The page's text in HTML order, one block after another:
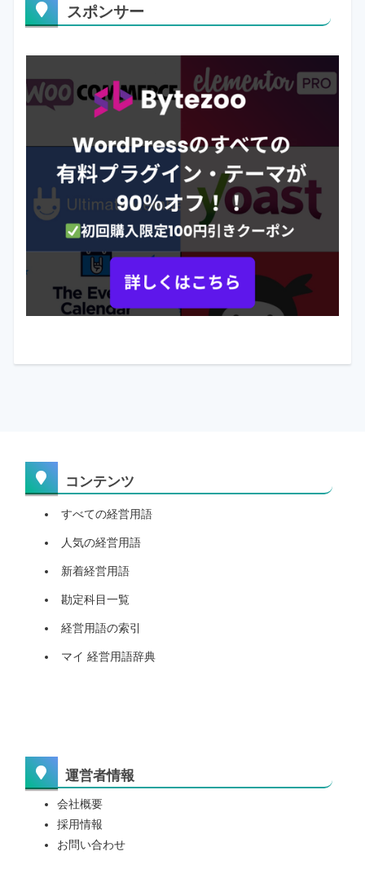
スポンサー
コンテンツ
すべての経営用語
人気の経営用語
新着経営用語
勘定科目一覧
経営用語の索引
マイ 経営用語辞典
運営者情報
会社概要
採用情報
お問い合わせ